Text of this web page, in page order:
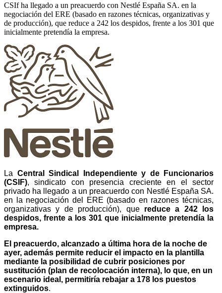
CSIf ha llegado a un preacuerdo con Nestlé España SA. en la
negociación del ERE (basado en razones técnicas, organizativas y
de producción), que reduce a 242 los despidos, frente a los 301 que
inicialmente pretendía la empresa.
La Central Sindical Independiente y de Funcionarios
(CSIF), sindicato con presencia creciente en el sector
privado ha llegado a un preacuerdo con Nestlé España SA.
en la negociación del ERE (basado en razones técnicas,
organizativas y de producción), que reduce a 242 los
despidos, frente a los 301 que inicialmente pretendía la
empresa.
El preacuerdo, alcanzado a última hora de la noche de
ayer, además permite reducir el impacto en la plantilla
mediante la posibilidad de cubrir posiciones por
sustitución (plan de recolocación interna), lo que, en un
escenario ideal, permitiría rebajar a 178 los puestos
extinguidos.